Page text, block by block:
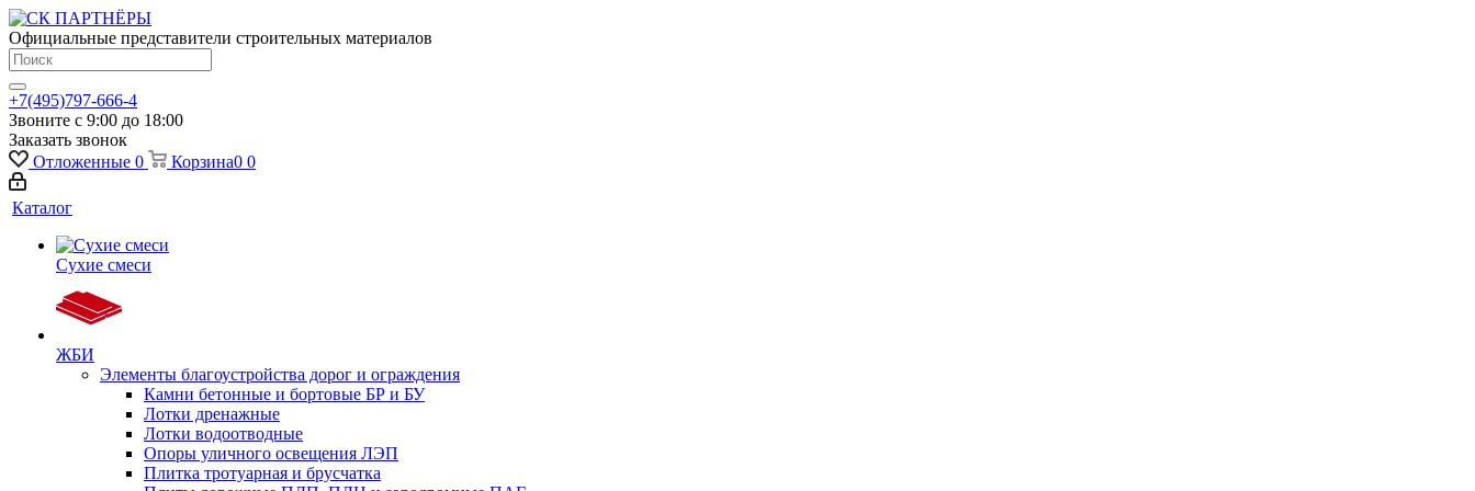
Официальные представители строительных материалов
+7(495)797-666-4
Звоните с 9:00 до 18:00
Заказать звонок
Отложенные 0 Корзина0 0
Каталог
Сухие смеси
ЖБИ
Элементы благоустройства дорог и ограждения
Камни бетонные и бортовые БР и БУ
Лотки дренажные
Лотки водоотводные
Опоры уличного освещения ЛЭП
Плитка тротуарная и брусчатка